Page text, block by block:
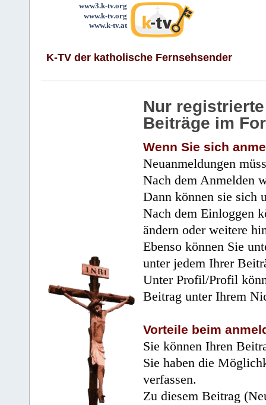
www3.k-tv.org
www.k-tv.org
www.k-tv.at
K-TV der katholische Fernsehsender
Nur
Beiträge im
Wenn Sie sich
Neuanmeldungen
Nach dem Anmelden
Dann können sie sich
Nach dem Einloggen
ändern oder weitere
Ebenso können Sie
unter jedem Ihrer
Unter Profil/Profil
Beitrag unter Ihrem
Vorteile beim
Sie können Ihren
Sie haben die
verfassen.
Zu diesem Beitrag